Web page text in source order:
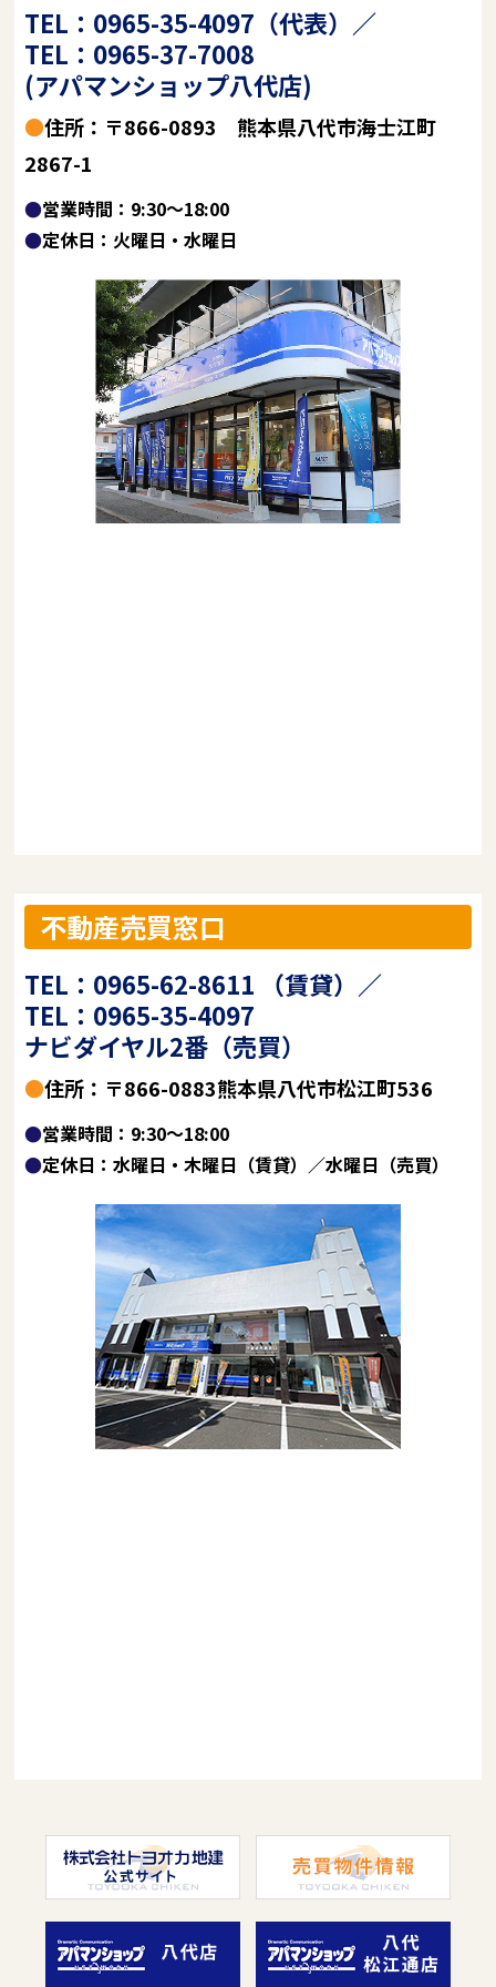
TEL：0965-35-4097（代表）／
TEL：0965-37-7008
(アパマンショップ八代店)
●住所：〒866-0893 熊本県八代市海士江町
2867-1
●営業時間：9:30～18:00
●定休日：火曜日・水曜日
不動産売買窓口
TEL：0965-62-8611 （賃貸）／
TEL：0965-35-4097
ナビダイヤル2番（売買）
●住所：〒866-0883熊本県八代市松江町536
●営業時間：9:30～18:00
●定休日：水曜日・木曜日（賃貸）／水曜日（売買）